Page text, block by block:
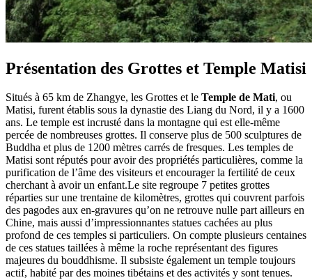
Présentation des Grottes et Temple Matisi
Situés à 65 km de Zhangye, les Grottes et le Temple de Mati, ou
Matisi, furent établis sous la dynastie des Liang du Nord, il y a 1600
ans. Le temple est incrusté dans la montagne qui est elle-même
percée de nombreuses grottes. Il conserve plus de 500 sculptures de
Buddha et plus de 1200 mètres carrés de fresques. Les temples de
Matisi sont réputés pour avoir des propriétés particulières, comme la
purification de l’âme des visiteurs et encourager la fertilité de ceux
cherchant à avoir un enfant.Le site regroupe 7 petites grottes
réparties sur une trentaine de kilomètres, grottes qui couvrent parfois
des pagodes aux en-gravures qu’on ne retrouve nulle part ailleurs en
Chine, mais aussi d’impressionnantes statues cachées au plus
profond de ces temples si particuliers. On compte plusieurs centaines
de ces statues taillées à même la roche représentant des figures
majeures du bouddhisme. Il subsiste également un temple toujours
actif, habité par des moines tibétains et des activités y sont tenues.